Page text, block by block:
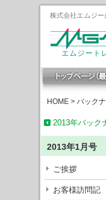
株式会社エムジー
エムジート
HOME > バック
2013年バック
2013年1月号
ご挨拶
お客様訪問記